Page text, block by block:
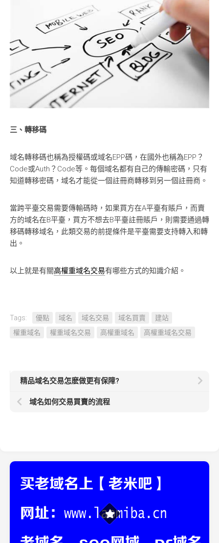
三、轉移碼
域名轉移碼也稱為授權碼或域名EPP碼，在國外也稱為EPP？
Code或Auth？Code等。每個域名都有自己的傳輸密碼，只有
知道轉移密碼，域名才能從一個註冊商轉移到另一個註冊商。
當跨平臺交易需要傳輸碼時，如果買方在A平臺有賬戶，而賣
方的域名在B平臺，買方不想去B平臺註冊賬戶，則需要通過轉
移碼轉移域名，此類交易的前提條件是平臺需要支持轉入和轉
出。
以上就是有關高權重域名交易有哪些方式的知識介紹。
Tags: 優點 域名 域名交易 域名買賣
建站
權重域名
權重域名交易 高權重域名 高權重域名交易
精品域名交易怎麽做更有保障?
域名如何交易買賣的流程